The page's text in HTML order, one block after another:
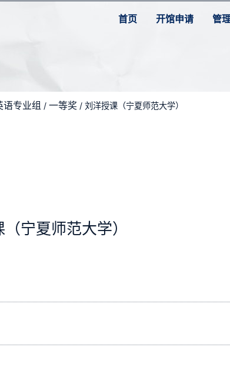
首页 开馆申请 管
语专业组 / 一等奖 / 刘洋授课（宁夏师范大学）
宁夏师范大学）